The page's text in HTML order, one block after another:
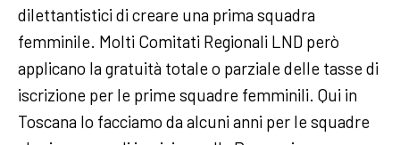
dilettantistici di creare una prima squadra
femminile. Molti Comitati Regionali LND però
applicano la gratuità totale o parziale delle tasse di
iscrizione per le prime squadre femminili. Qui in
Toscana lo facciamo da alcuni anni per le squadre